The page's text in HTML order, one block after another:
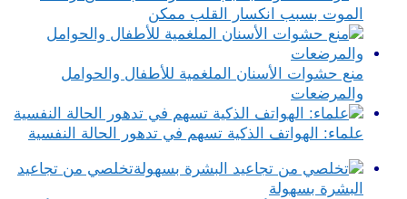
الموت بسبب انكسار القلب ممكن
منع حشوات الأسنان الملغمية للأطفال والحوامل
والمرضعات
علماء: الهواتف الذكية تسهم في تدهور الحالة النفسية
تخلصي من تجاعيد
البشرة بسهولة